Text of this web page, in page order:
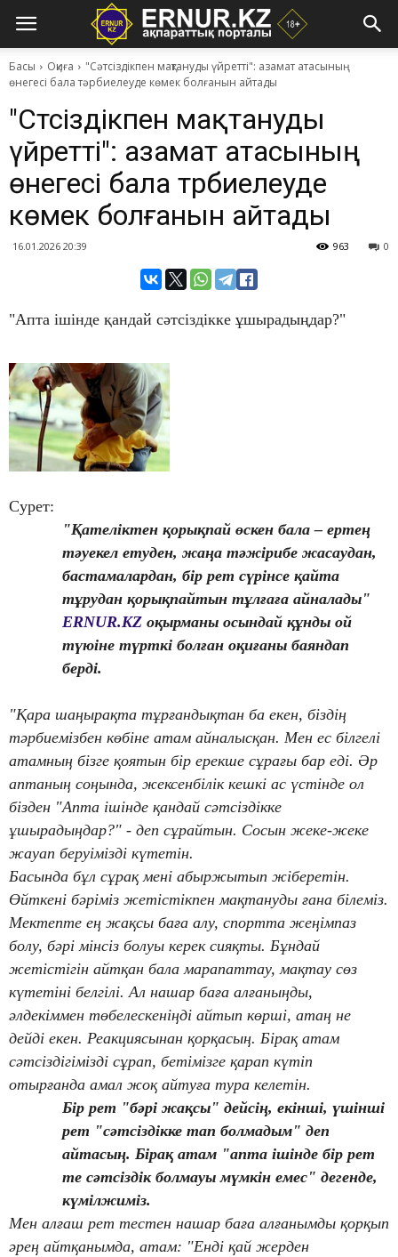
Басы Оқиға
"Сәтсіздікпен мақтануды үйретті": азамат атасының
өнегесі бала тәрбиелеуде көмек болғанын айтады
"Сәтсіздікпен мақтануды
үйретті": азамат атасының
өнегесі бала тәрбиелеуде
көмек болғанын айтады
16.01.2026 20:39 0
963
"Апта ішінде қандай сәтсіздікке ұшырадыңдар?"
Сурет:
"Қателіктен қорықпай өскен бала – ертең
тәуекел етуден, жаңа тәжірибе жасаудан,
бастамалардан, бір рет сүрінсе қайта
тұрудан қорықпайтын тұлғаға айналады"
ERNUR.KZ оқырманы осындай құнды ой
түюіне түрткі болған оқиғаны баяндап
берді.
"Қара шаңырақта тұрғандықтан ба екен, біздің
тәрбиемізбен көбіне атам айналысқан. Мен ес білгелі
атамның бізге қоятын бір ерекше сұрағы бар еді. Әр
аптаның соңында, жексенбілік кешкі ас үстінде ол
бізден "Апта ішінде қандай сәтсіздікке
ұшырадыңдар?" - деп сұрайтын. Сосын жеке-жеке
жауап беруімізді күтетін.
Басында бұл сұрақ мені абыржытып жіберетін.
Өйткені бәріміз жетістікпен мақтануды ғана білеміз.
Мектепте ең жақсы баға алу, спортта жеңімпаз
болу, бәрі мінсіз болуы керек сияқты. Бұндай
жетістігін айтқан бала марапаттау, мақтау сөз
күтетіні белгілі. Ал нашар баға алғаныңды,
әлдекіммен төбелескеніңді айтып көрші, атаң не
дейді екен. Реакциясынан қорқасың. Бірақ атам
сәтсіздігімізді сұрап, бетімізге қарап күтіп
отырғанда амал жоқ айтуға тура келетін.
Бір рет "бәрі жақсы" дейсің, екінші, үшінші
рет "сәтсіздікке тап болмадым" деп
айтасың. Бірақ атам "апта ішінде бір рет
те сәтсіздік болмауы мүмкін емес" дегенде,
күмілжиміз.
Мен алғаш рет тестен нашар баға алғанымды қорқып
әрең айтқанымда, атам: "Енді қай жерден